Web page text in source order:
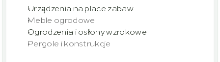
Urządzenia na place zabaw
Meble ogrodowe
Ogrodzenia i osłony wzrokowe
Pergole i konstrukcje